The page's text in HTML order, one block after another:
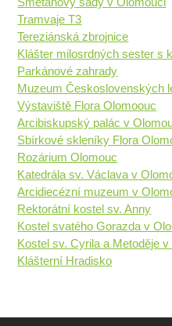
Tramvaje T3
Tereziánská zbrojnice
Klášter milosrdných sester s
Parkánové zahrady
Muzeum Československých
Výstaviště Flora Olomoouc
Arcibiskupský palác v
Sbírkové skleníky Flora
Rozárium Olomouc
Katedrála sv. Václava v
Arcidiecézní muzeum v
Rektorátní kostel sv. Anny
Kostel svatého Gorazda v
Kostel sv. Cyrila a Metoděje
Klášterní Hradisko